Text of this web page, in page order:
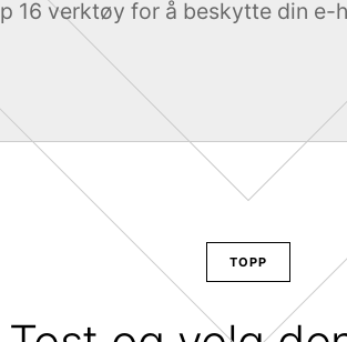
16 verktøy for å beskytte din e-
TOPP